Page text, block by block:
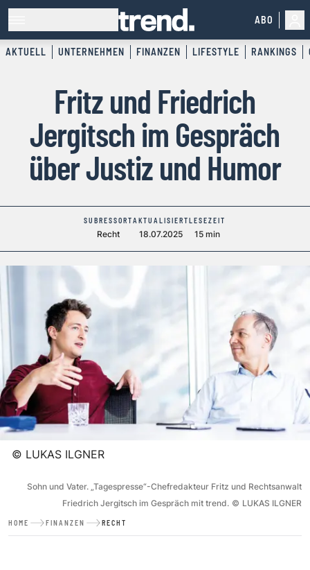
ABO
AKTUELL UNTERNEHMEN FINANZEN LIFESTYLE RANKINGS
Fritz und Friedrich
Jergitsch im Gespräch
über Justiz und Humor
SUBRESSORT
Recht
AKTUALISIERT
18.07.2025
LESEZEIT
15 min
© LUKAS ILGNER
Sohn und Vater. „Tagespresse“-Chefredakteur Fritz und Rechtsanwalt
Friedrich Jergitsch im Gespräch mit trend. © LUKAS ILGNER
HOME FINANZEN RECHT